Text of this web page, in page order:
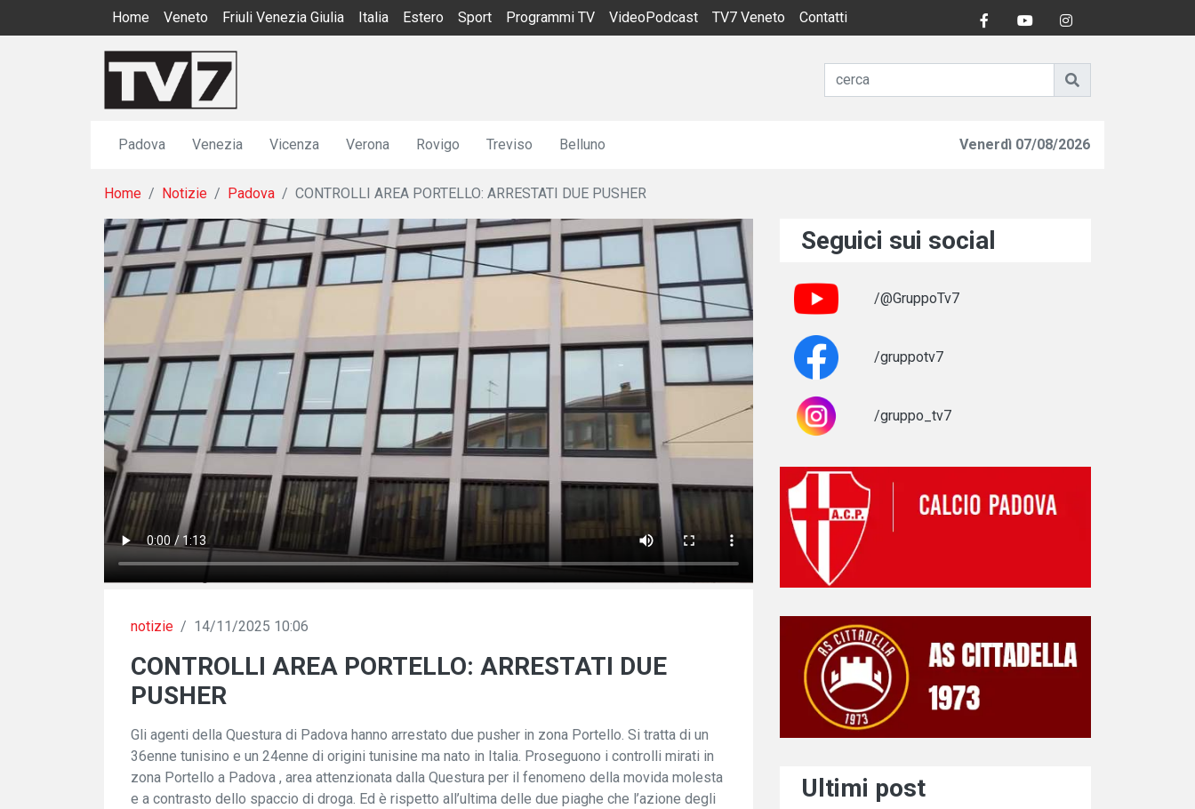
Home Veneto Friuli Venezia Giulia Italia Estero Sport Programmi TV VideoPodcast TV7 Veneto Contatti
Padova Venezia Vicenza Verona Rovigo Treviso Belluno Venerdì 07/08/2026
Home Notizie Padova CONTROLLI AREA PORTELLO: ARRESTATI DUE PUSHER
notizie / 14/11/2025 10:06
CONTROLLI AREA PORTELLO: ARRESTATI DUE
PUSHER
Gli agenti della Questura di Padova hanno arrestato due pusher in zona Portello. Si tratta di un
36enne tunisino e un 24enne di origini tunisine ma nato in Italia. Proseguono i controlli mirati in
zona Portello a Padova , area attenzionata dalla Questura per il fenomeno della movida molesta
e a contrasto dello spaccio di droga. Ed è rispetto all’ultima delle due piaghe che l’azione degli
Seguici sui social
/@GruppoTv7
/gruppotv7
/gruppo_tv7
Ultimi post